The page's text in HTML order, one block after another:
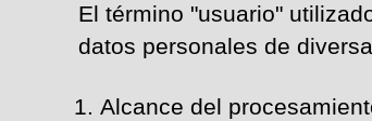
El término "usuario"
datos personales de
Alcance del